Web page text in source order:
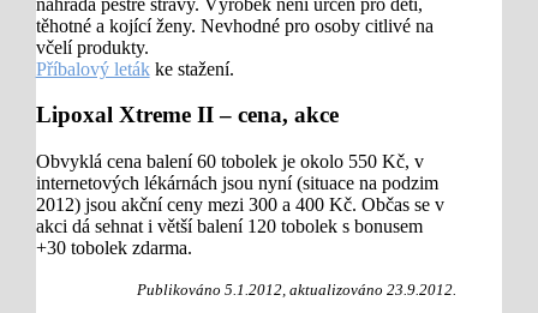
těhotné a kojící ženy. Nevhodné pro osoby citlivé na
včelí produkty.
Příbalový letákke stažení.
Lipoxal Xtreme II – cena, akce
Obvyklá cena balení 60 tobolek je okolo 550 Kč, v
internetových lékárnách jsou nyní (situace na podzim
2012) jsou akční ceny mezi 300 a 400 Kč. Občas se v
akci dá sehnat i větší balení 120 tobolek s bonusem
+30 tobolek zdarma.
Publikováno 5.1.2012, aktualizováno 23.9.2012.